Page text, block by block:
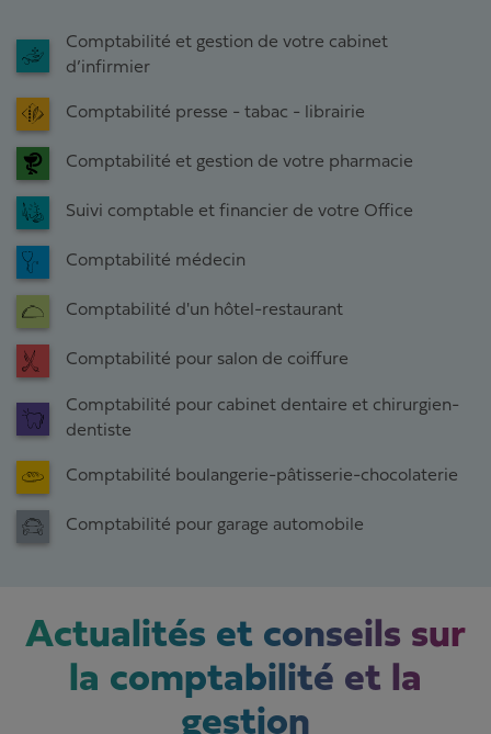
Comptabilité et gestion de votre cabinet
d’infirmier
Comptabilité presse - tabac - librairie
Comptabilité et gestion de votre pharmacie
Suivi comptable et financier de votre Office
Comptabilité médecin
Comptabilité d'un hôtel-restaurant
Comptabilité pour salon de coiffure
Comptabilité pour cabinet dentaire et chirurgien-
dentiste
Comptabilité boulangerie-pâtisserie-chocolaterie
Comptabilité pour garage automobile
Actualités et conseils sur
la comptabilité et la
gestion